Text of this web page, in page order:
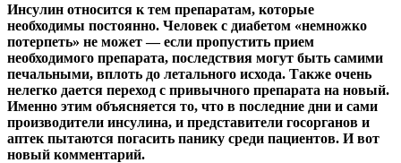
Инсулин относится к тем препаратам, которые
необходимы постоянно. Человек с диабетом «немножко
потерпеть» не может — если пропустить прием
необходимого препарата, последствия могут быть самими
печальными, вплоть до летального исхода. Также очень
нелегко дается переход с привычного препарата на новый.
Именно этим объясняется то, что в последние дни и сами
производители инсулина, и представители госорганов и
аптек пытаются погасить панику среди пациентов. И вот
новый комментарий.